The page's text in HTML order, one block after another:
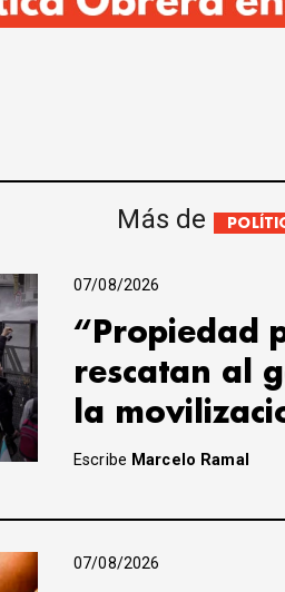
Más de
07/08/2026
“Propiedad
rescatan al
la
Escribe Marcelo Ramal
07/08/2026